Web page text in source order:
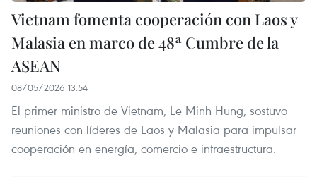
Vietnam fomenta cooperación con Laos y
Malasia en marco de 48ª Cumbre de la
ASEAN
08/05/2026 13:54
El primer ministro de Vietnam, Le Minh Hung, sostuvo
reuniones con líderes de Laos y Malasia para impulsar
cooperación en energía, comercio e infraestructura.